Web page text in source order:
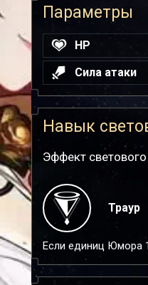
Параметры
HP
Сила атаки
Навык
Эффект
Траур
Если единиц Юмора